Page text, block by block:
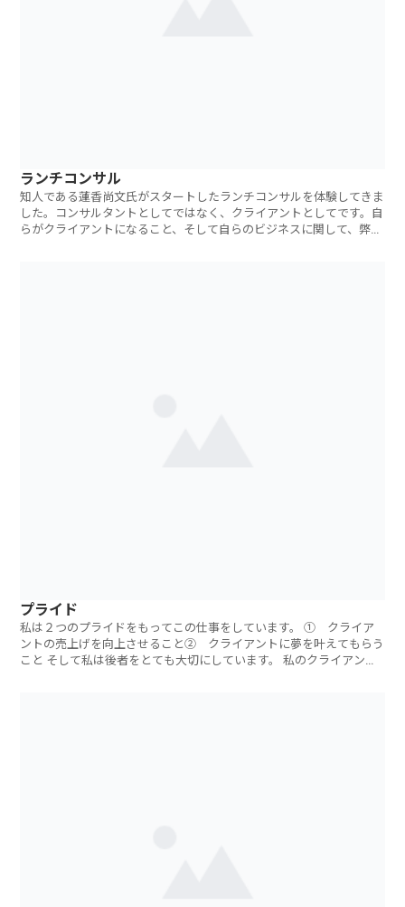
ランチコンサル
知人である蓮香尚文氏がスタートしたランチコンサルを体験してきま
した。コンサルタントとしてではなく、クライアントとしてです。自
らがクライアントになること、そして自らのビジネスに関して、弊社
プライド
私は２つのプライドをもってこの仕事をしています。 ① クライア
ントの売上げを向上させること② クライアントに夢を叶えてもらう
こと そして私は後者をとても大切にしています。 私のクライアント